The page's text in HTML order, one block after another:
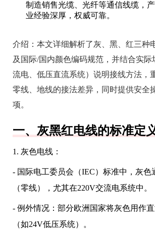
制造销售光缆、光纤等通信线缆，
业经验深厚，权威可靠。
介绍： 本文详细解析了灰、黑、红三种
及国际/国内颜色编码规范，并结合实际
流电、低压直流系统）说明接线方法，
零线、地线的接法差异，同时提供安全
项。
一、灰黑红电线的标准定
1. 灰色电线：
- 国际电工委员会（IEC）标准中，灰色
（零线），尤其在220V交流电系统中。
- 例外情况：部分欧洲国家将灰色用作
（如24V低压系统）。